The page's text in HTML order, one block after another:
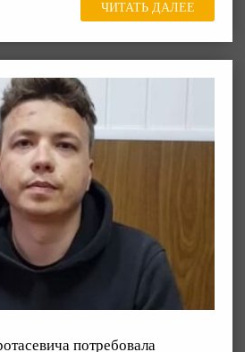
ЧИТАТЬ ДАЛЕЕ
потребовала